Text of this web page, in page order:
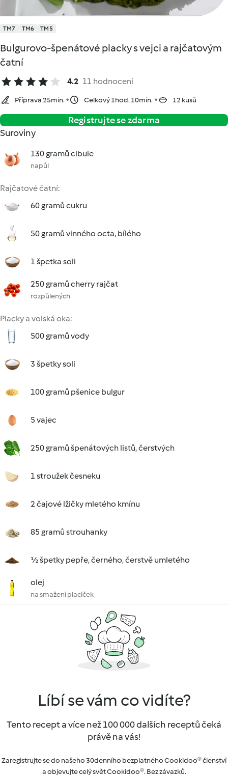
TM7 TM6 TM5
Bulgurovo-špenátové placky s vejci a rajčatovým
čatní
4.2 11 hodnocení
Příprava 25min. Celkový 1hod. 10min. 12 kusů
Registrujte se zdarma
Suroviny
130 gramů cibule
napůl
Rajčatové čatní:
60 gramů cukru
50 gramů vinného octa, bílého
1 špetka soli
250 gramů cherry rajčat
rozpůlených
Placky a volská oka:
500 gramů vody
3 špetky soli
100 gramů pšenice bulgur
5 vajec
250 gramů špenátových listů, čerstvých
1 stroužek česneku
2 čajové lžičky mletého kmínu
85 gramů strouhanky
½ špetky pepře, černého, čerstvě umletého
olej
na smažení placiček
Líbí se vám co vidíte?
Tento recept a více než 100 000 dalších receptů čeká
právě na vás!
Zaregistrujte se do našeho 30denního bezplatného Cookidoo® členství
a objevujte celý svět Cookidoo®. Bez závazků.